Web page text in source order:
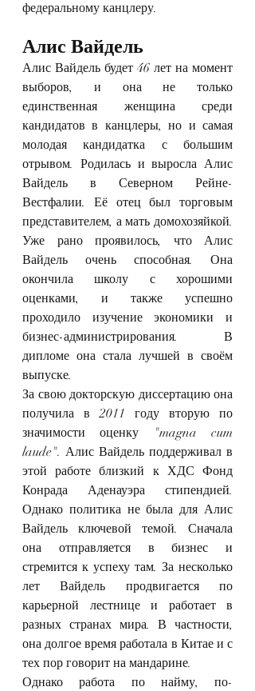
федеральному канцлеру.
Алис Вайдель
Алис Вайдель будет 46 лет на момент
выборов, и она не только
единственная женщина среди
кандидатов в канцлеры, но и самая
молодая кандидатка с большим
отрывом. Родилась и выросла Алис
Вайдель в Северном Рейне-
Вестфалии. Её отец был торговым
представителем, а мать домохозяйкой.
Уже рано проявилось, что Алис
Вайдель очень способная. Она
окончила школу с хорошими
оценками, и также успешно
проходило изучение экономики и
бизнес-администрирования. В
дипломе она стала лучшей в своём
выпуске.
За свою докторскую диссертацию она
получила в 2011 году вторую по
значимости оценку "magna cum
laude". Алис Вайдель поддерживал в
этой работе близкий к ХДС Фонд
Конрада Аденауэра стипендией.
Однако политика не была для Алис
Вайдель ключевой темой. Сначала
она отправляется в бизнес и
стремится к успеху там. За несколько
лет Вайдель продвигается по
карьерной лестнице и работает в
разных странах мира. В частности,
она долгое время работала в Китае и с
тех пор говорит на мандарине.
Однако работа по найму, по-